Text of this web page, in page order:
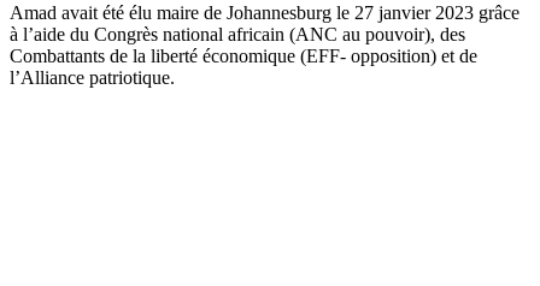
Amad avait été élu maire de Johannesburg le 27 janvier 2023 grâce
à l’aide du Congrès national africain (ANC au pouvoir), des
Combattants de la liberté économique (EFF- opposition) et de
l’Alliance patriotique.